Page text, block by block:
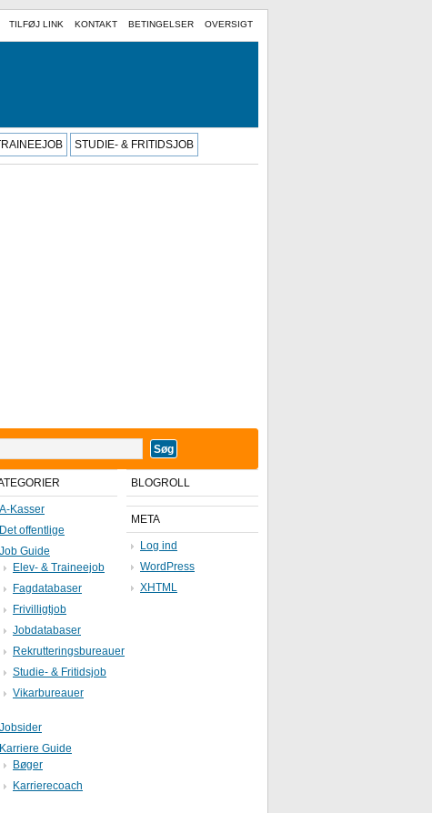
TILFØJ LINK KONTAKT BETINGELSER OVERSIGT
STUDIE- & FRITIDSJOB
A-Kasser
Det offentlige
Job Guide
Elev- & Traineejob
Fagdatabaser
Frivilligtjob
Jobdatabaser
Rekrutteringsbureauer
Studie- & Fritidsjob
Vikarbureauer
Jobsider
Karriere Guide
Bøger
Karrierecoach
BLOGROLL
META
Log ind
WordPress
XHTML